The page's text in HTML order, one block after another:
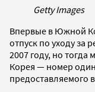
Getty Images
Впервые в Южной
отпуск по уходу за
2007 году, но тогда
Корея — номер
предоставляемого